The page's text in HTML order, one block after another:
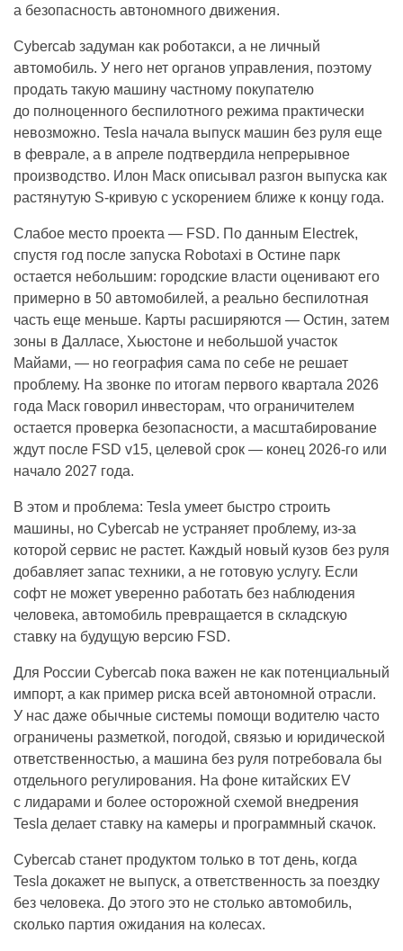
а безопасность автономного движения.
Cybercab задуман как роботакси, а не личный
автомобиль. У него нет органов управления, поэтому
продать такую машину частному покупателю
до полноценного беспилотного режима практически
невозможно. Tesla начала выпуск машин без руля еще
в феврале, а в апреле подтвердила непрерывное
производство. Илон Маск описывал разгон выпуска как
растянутую S-кривую с ускорением ближе к концу года.
Слабое место проекта — FSD. По данным Electrek,
спустя год после запуска Robotaxi в Остине парк
остается небольшим: городские власти оценивают его
примерно в 50 автомобилей, а реально беспилотная
часть еще меньше. Карты расширяются — Остин, затем
зоны в Далласе, Хьюстоне и небольшой участок
Майами, — но география сама по себе не решает
проблему. На звонке по итогам первого квартала 2026
года Маск говорил инвесторам, что ограничителем
остается проверка безопасности, а масштабирование
ждут после FSD v15, целевой срок — конец 2026-го или
начало 2027 года.
В этом и проблема: Tesla умеет быстро строить
машины, но Cybercab не устраняет проблему, из-за
которой сервис не растет. Каждый новый кузов без руля
добавляет запас техники, а не готовую услугу. Если
софт не может уверенно работать без наблюдения
человека, автомобиль превращается в складскую
ставку на будущую версию FSD.
Для России Cybercab пока важен не как потенциальный
импорт, а как пример риска всей автономной отрасли.
У нас даже обычные системы помощи водителю часто
ограничены разметкой, погодой, связью и юридической
ответственностью, а машина без руля потребовала бы
отдельного регулирования. На фоне китайских EV
с лидарами и более осторожной схемой внедрения
Tesla делает ставку на камеры и программный скачок.
Cybercab станет продуктом только в тот день, когда
Tesla докажет не выпуск, а ответственность за поездку
без человека. До этого это не столько автомобиль,
сколько партия ожидания на колесах.